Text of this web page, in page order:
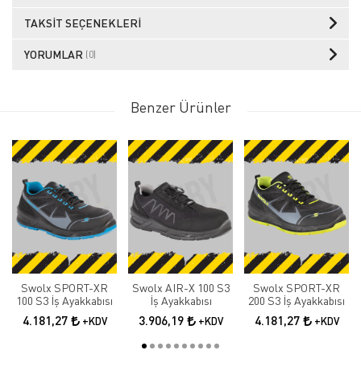
TAKSIT SEÇENEKLERI
YORUMLAR (0)
Benzer Ürünler
Swolx SPORT-XR
100 S3 İş Ayakkabısı
4.181,27 +KDV
Swolx AIR-X 100 S3
İş Ayakkabısı
3.906,19 +KDV
Swolx SPORT-XR
200 S3 İş Ayakkabısı
4.181,27 +KDV